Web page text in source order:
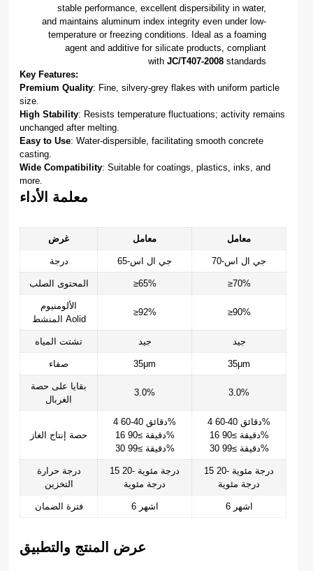
stable performance, excellent dispersibility in water,
and maintains aluminum index integrity even under low-
temperature or freezing conditions. Ideal as a foaming
agent and additive for silicate products, compliant
with JC/T407-2008standards
Key Features:
Premium Quality: Fine, silvery-grey flakes with uniform particle
size.
High Stability: Resists temperature fluctuations; activity remains
unchanged after melting.
Easy to Use: Water-dispersible, facilitating smooth concrete
casting.
Wide Compatibility: Suitable for coatings, plastics, inks, and
more.
معلمة الأداء
غرض معامل معامل
درجة جي ال اس-65 جي ال اس-70
المحتوى الصلب ≥65% ≥70%
الألومنيوم
المنشط Aolid
≥92% ≥90%
تشتت المياه جيد جيد
صفاء 35μm 35μm
بقايا على حصة
الغربال
3.0% 3.0%
حصة إنتاج الغاز
4 دقائق 40-60%
16 دقيقة ≥90%
30 دقيقة ≥99%
4 دقائق 40-60%
16 دقيقة ≥90%
30 دقيقة ≥99%
درجة حرارة
التخزين
15 درجة مئوية -20
درجة مئوية
15 درجة مئوية -20
درجة مئوية
فترة الضمان 6 اشهر 6 اشهر
عرض المنتج والتطبيق